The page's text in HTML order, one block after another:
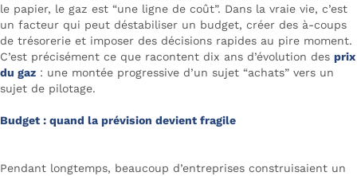
le papier, le gaz est “une ligne de coût”. Dans la vraie vie, c’est
un facteur qui peut déstabiliser un budget, créer des à-coups
de trésorerie et imposer des décisions rapides au pire moment.
C’est précisément ce que racontent dix ans d’évolution des prix
du gaz : une montée progressive d’un sujet “achats” vers un
sujet de pilotage.
Budget : quand la prévision devient fragile
Pendant longtemps, beaucoup d’entreprises construisaient un